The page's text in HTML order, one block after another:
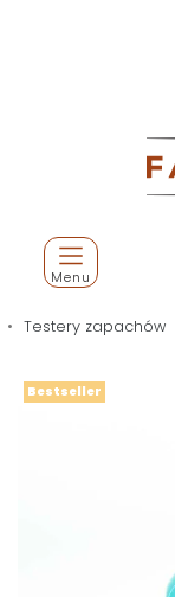
Menu
Testery zapachów
Bestseller